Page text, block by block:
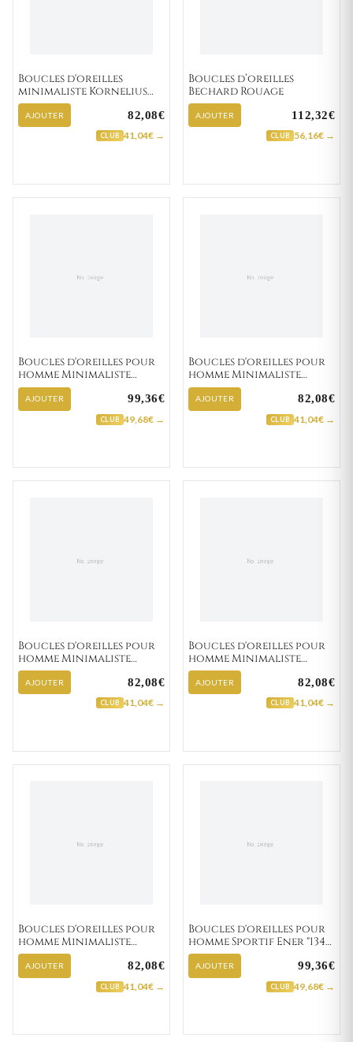
Boucles d'oreilles
minimaliste Kornelius
carrées
AJOUTER 82,08€
CLUB 41,04€ →
Boucles d’oreilles
Bechard Rouage
AJOUTER 112,32€
CLUB 56,16€ →
Boucles d'oreilles pour
homme Minimaliste
Abdelmoumin "135-12"
AJOUTER 99,36€
CLUB 49,68€ →
Boucles d'oreilles pour
homme Minimaliste
Abdeleaziz "135-21"
AJOUTER 82,08€
CLUB 41,04€ →
Boucles d'oreilles pour
homme Minimaliste
Souhard "135-41"
AJOUTER 82,08€
CLUB 41,04€ →
Boucles d'oreilles pour
homme Minimaliste
Leontien "135-51"
AJOUTER 82,08€
CLUB 41,04€ →
Boucles d'oreilles pour
homme Minimaliste
Bernarous "135-61"
AJOUTER 82,08€
CLUB 41,04€ →
Boucles d'oreilles pour
homme Sportif Ener "134-
1"
AJOUTER 99,36€
CLUB 49,68€ →